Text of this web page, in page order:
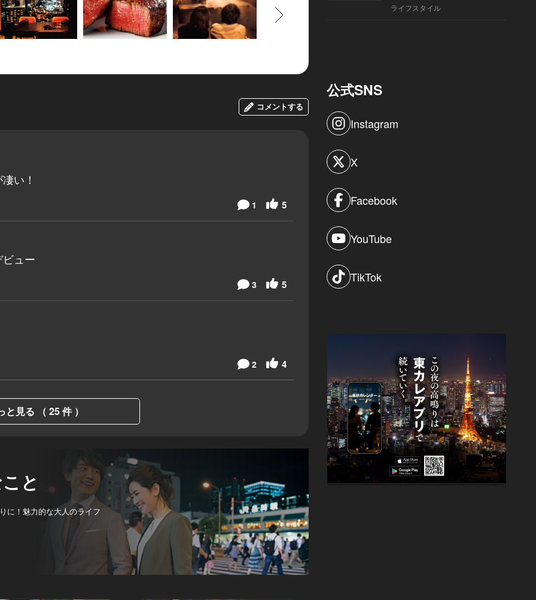
コメントする
い！
5
1
ュー
5
3
4
2
と見る （ 25 件 ）
と
に！魅力的な大人のライフ
ライフスタイル
公式SNS
Instagram
X
Facebook
YouTube
TikTok